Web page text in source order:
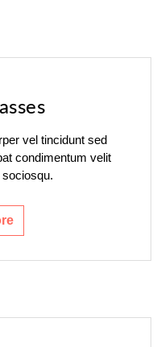
vel tincidunt sed
condimentum velit